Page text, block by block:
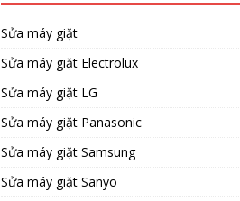
Sửa máy giặt
Sửa máy giặt Electrolux
Sửa máy giặt LG
Sửa máy giặt Panasonic
Sửa máy giặt Samsung
Sửa máy giặt Sanyo